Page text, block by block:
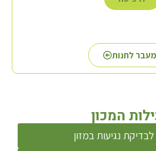
לחנות
המכון
נגיעות במזון